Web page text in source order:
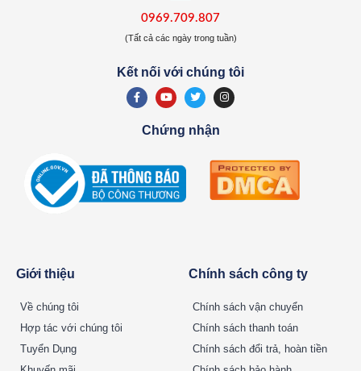
Giới thiệu
Về chúng tôi
Hợp tác với chúng tôi
Tuyển Dụng
Chính sách công ty
Chính sách vận chuyển
Chính sách thanh toán
Chính sách đổi trả, hoàn tiền
0969.709.807
(Tất cả các ngày trong tuần)
Kết nối với chúng tôi
Chứng nhận